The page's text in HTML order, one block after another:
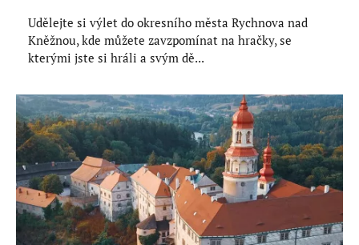
Udělejte si výlet do okresního města Rychnova nad
Kněžnou, kde můžete zavzpomínat na hračky, se
kterými jste si hráli a svým dě...